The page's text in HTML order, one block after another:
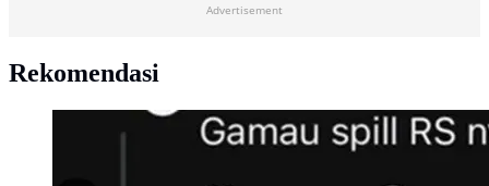
Advertisement
Rekomendasi